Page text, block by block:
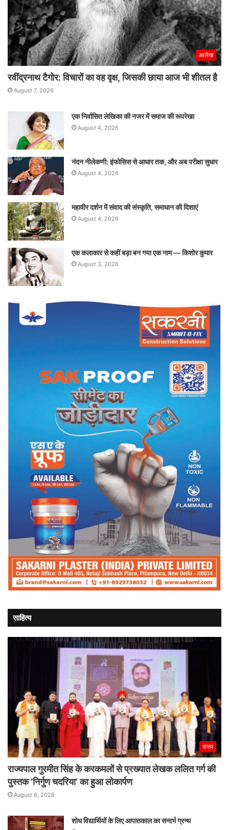
आलेख
रवींद्रनाथ टैगोर: विचारों का वह वृक्ष, जिसकी छाया आज भी शीतल है
August 7, 2026
एक निर्वासित लेखिका की नजर में समाज की रूपरेखा
August 4, 2026
नंदन नीलेकणी: इंफोसिस से आधार तक, और अब परीक्षा सुधार
August 4, 2026
महावीर दर्शन में संवाद की संस्कृति, समाधान की दिशाएं
August 4, 2026
एक कलाकार से कहीं बड़ा बन गया एक नाम — किशोर कुमार
August 3, 2026
साहित्य
राज्य
राज्यपाल गुरमीत सिंह के करकमलों से प्रख्यात लेखक ललित गर्ग की
पुस्तक ‘निर्गुण चदरिया’ का हुआ लोकार्पण
August 6, 2026
शोध विद्यार्थियों के लिए आपातकाल का सन्दर्भ ग्रन्थ